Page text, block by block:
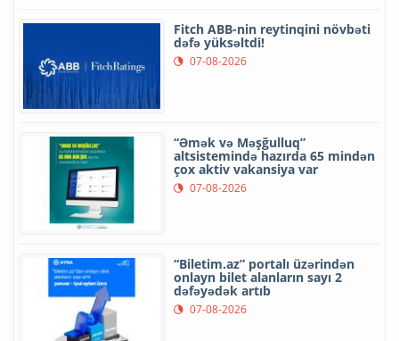
Fitch ABB-nin reytinqini növbəti
dəfə yüksəltdi!
07-08-2026
“Əmək və Məşğulluq”
altsistemində hazırda 65 mindən
çox aktiv vakansiya var
07-08-2026
“Biletim.az” portalı üzərindən
onlayn bilet alanların sayı 2
dəfəyədək artıb
07-08-2026